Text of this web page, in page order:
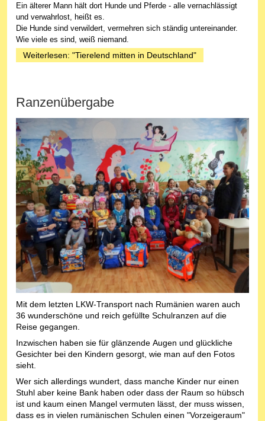
Ein älterer Mann hält dort Hunde und Pferde - alle vernachlässigt
und verwahrlost, heißt es.
Die Hunde sind verwildert, vermehren sich ständig untereinander.
Wie viele es sind, weiß niemand.
Weiterlesen: "Tierelend mitten in Deutschland"
Ranzenübergabe
Mit dem letzten LKW-Transport nach Rumänien waren auch
36 wunderschöne und reich gefüllte Schulranzen auf die
Reise gegangen.
Inzwischen haben sie für glänzende Augen und glückliche
Gesichter bei den Kindern gesorgt, wie man auf den Fotos
sieht.
Wer sich allerdings wundert, dass manche Kinder nur einen
Stuhl aber keine Bank haben oder dass der Raum so hübsch
ist und kaum einen Mangel vermuten lässt, der muss wissen,
dass es in vielen rumänischen Schulen einen "Vorzeigeraum"